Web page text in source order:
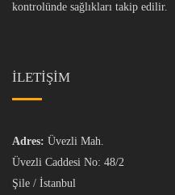
kontrolünde sağlıkları takip edilir.
İLETİŞİM
Adres: Üvezli Mah.
Üvezli Caddesi No: 48/2
Şile / İstanbul